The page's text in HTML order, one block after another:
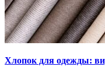
Хлопок для одежды: